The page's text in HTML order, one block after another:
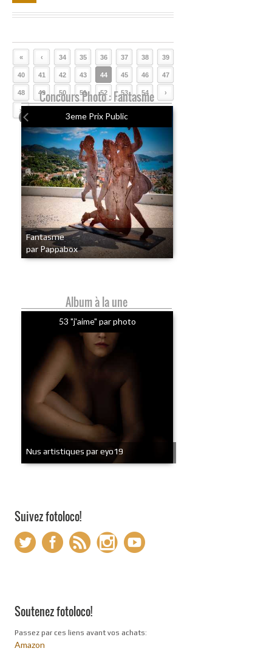
« ‹ 34 35 36 37 38 39
40 41 42 43 44 45 46 47
48 49 50 51 52 53 54 ›
»
Concours Photo : Fantasme
3eme Prix Public
Fantasme
par Pappabox
Album à la une
53 "j'aime" par photo
Nus artistiques par eyo19
Suivez fotoloco!
Soutenez fotoloco!
Passez par ces liens avant vos achats:
Amazon